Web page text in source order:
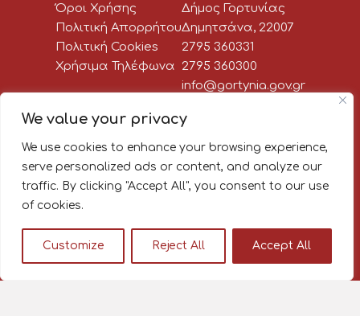
We value your privacy
We use cookies to enhance your browsing experience,
serve personalized ads or content, and analyze our
traffic. By clicking "Accept All", you consent to our use
of cookies.
Customize Reject All Accept All
Όροι Χρήσης
Πολιτική Απορρήτου
Πολιτική Cookies
Χρήσιμα Τηλέφωνα
Δήμος Γορτυνίας
Δημητσάνα, 22007
2795 360331
2795 360300
info@gortynia.gov.gr
Social Media
Newsletter:
Κάνε εγγραφή στο newsletter
μαθαίνεις πρώτος όλα τα νέα!